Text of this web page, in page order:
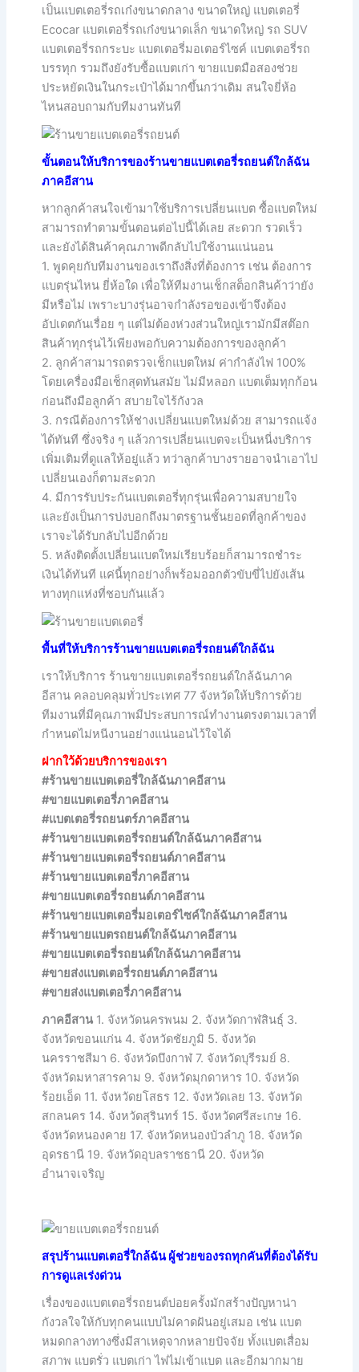
เป็นแบตเตอรี่รถเก๋งขนาดกลาง ขนาดใหญ่ แบตเตอรี่
Ecocar แบตเตอรี่รถเก๋งขนาดเล็ก ขนาดใหญ่ รถ SUV
แบตเตอรี่รถกระบะ แบตเตอรี่มอเตอร์ไซค์ แบตเตอรี่รถ
บรรทุก รวมถึงยังรับซื้อแบตเก่า ขายแบตมือสองช่วย
ประหยัดเงินในกระเป๋าได้มากขึ้นกว่าเดิม สนใจยี่ห้อ
ไหนสอบถามกับทีมงานทันที
ขั้นตอนให้บริการของร้านขายแบตเตอรี่รถยนต์ใกล้ฉัน
ภาคอีสาน
หากลูกค้าสนใจเข้ามาใช้บริการเปลี่ยนแบต ซื้อแบตใหม่
สามารถทำตามขั้นตอนต่อไปนี้ได้เลย สะดวก รวดเร็ว
และยังได้สินค้าคุณภาพดีกลับไปใช้งานแน่นอน
1. พูดคุยกับทีมงานของเราถึงสิ่งที่ต้องการ เช่น ต้องการ
แบตรุ่นไหน ยี่ห้อใด เพื่อให้ทีมงานเช็กสต็อกสินค้าว่ายัง
มีหรือไม่ เพราะบางรุ่นอาจกำลังรอของเข้าจึงต้อง
อัปเดตกันเรื่อย ๆ แต่ไม่ต้องห่วงส่วนใหญ่เรามักมีสต๊อก
สินค้าทุกรุ่นไว้เพียงพอกับความต้องการของลูกค้า
2. ลูกค้าสามารถตรวจเช็กแบตใหม่ ค่ากำลังไฟ 100%
โดยเครื่องมือเช็กสุดทันสมัย ไม่มีหลอก แบตเต็มทุกก้อน
ก่อนถึงมือลูกค้า สบายใจไร้กังวล
3. กรณีต้องการให้ช่างเปลี่ยนแบตใหม่ด้วย สามารถแจ้ง
ได้ทันที ซึ่งจริง ๆ แล้วการเปลี่ยนแบตจะเป็นหนี่งบริการ
เพิ่มเติมที่ดูแลให้อยู่แล้ว ทว่าลูกค้าบางรายอาจนำเอาไป
เปลี่ยนเองก็ตามสะดวก
4. มีการรับประกันแบตเตอรี่ทุกรุ่นเพื่อความสบายใจ
และยังเป็นการบ่งบอกถึงมาตรฐานชั้นยอดที่ลูกค้าของ
เราจะได้รับกลับไปอีกด้วย
5. หลังติดตั้งเปลี่ยนแบตใหม่เรียบร้อยก็สามารถชำระ
เงินได้ทันที แค่นี้ทุกอย่างก็พร้อมออกตัวขับขี่ไปยังเส้น
ทางทุกแห่งที่ชอบกันแล้ว
พื้นที่ให้บริการร้านขายแบตเตอรี่รถยนต์ใกล้ฉัน
เราให้บริการ ร้านขายแบตเตอรี่รถยนต์ใกล้ฉันภาค
อีสาน คลอบคลุมทั่วประเทศ 77 จังหวัดให้บริการด้วย
ทีมงานที่มีคุณภาพมีประสบการณ์ทำงานตรงตามเวลาที่
กำหนดไม่หนีงานอย่างแน่นอนไว้ใจได้
ฝากใว้ด้วยบริการของเรา
#ร้านขายแบตเตอรี่ใกล้ฉันภาคอีสาน
#ขายแบตเตอรี่ภาคอีสาน
#แบตเตอรี่รถยนตร์ภาคอีสาน
#ร้านขายแบตเตอรี่รถยนต์ใกล้ฉันภาคอีสาน
#ร้านขายแบตเตอรี่รถยนต์ภาคอีสาน
#ร้านขายแบตเตอรี่ภาคอีสาน
#ขายแบตเตอรี่รถยนต์ภาคอีสาน
#ร้านขายแบตเตอรี่มอเตอร์ไซค์ใกล้ฉันภาคอีสาน
#ร้านขายแบตรถยนต์ใกล้ฉันภาคอีสาน
#ขายแบตเตอรี่รถยนต์ใกล้ฉันภาคอีสาน
#ขายส่งแบตเตอรี่รถยนต์ภาคอีสาน
#ขายส่งแบตเตอรี่ภาคอีสาน
ภาคอีสาน1. จังหวัดนครพนม 2. จังหวัดกาฬสินธุ์ 3.
จังหวัดขอนแก่น 4. จังหวัดชัยภูมิ 5. จังหวัด
นครราชสีมา 6. จังหวัดบึงกาฬ 7. จังหวัดบุรีรมย์ 8.
จังหวัดมหาสารคาม 9. จังหวัดมุกดาหาร 10. จังหวัด
ร้อยเอ็ด 11. จังหวัดยโสธร 12. จังหวัดเลย 13. จังหวัด
สกลนคร 14. จังหวัดสุรินทร์ 15. จังหวัดศรีสะเกษ 16.
จังหวัดหนองคาย 17. จังหวัดหนองบัวลำภู 18. จังหวัด
อุดรธานี 19. จังหวัดอุบลราชธานี 20. จังหวัด
อำนาจเจริญ
สรุปร้านแบตเตอรี่ใกล้ฉัน ผู้ช่วยของรถทุกคันที่ต้องได้รับ
การดูแลเร่งด่วน
เรื่องของแบตเตอรี่รถยนต์บ่อยครั้งมักสร้างปัญหาน่า
กังวลใจให้กับทุกคนแบบไม่คาดฝันอยู่เสมอ เช่น แบต
หมดกลางทางซึ่งมีสาเหตุจากหลายปัจจัย ทั้งแบตเสื่อม
สภาพ แบตรั่ว แบตเก่า ไฟไม่เข้าแบต และอีกมากมาย